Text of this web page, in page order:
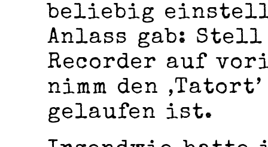
beliebig
Anlass gab: Stell
Recorder auf
nimm den
gelaufen ist.